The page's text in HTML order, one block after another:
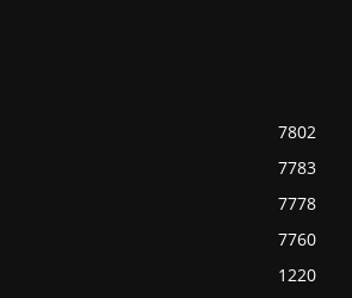
7802
7783
7778
7760
1220